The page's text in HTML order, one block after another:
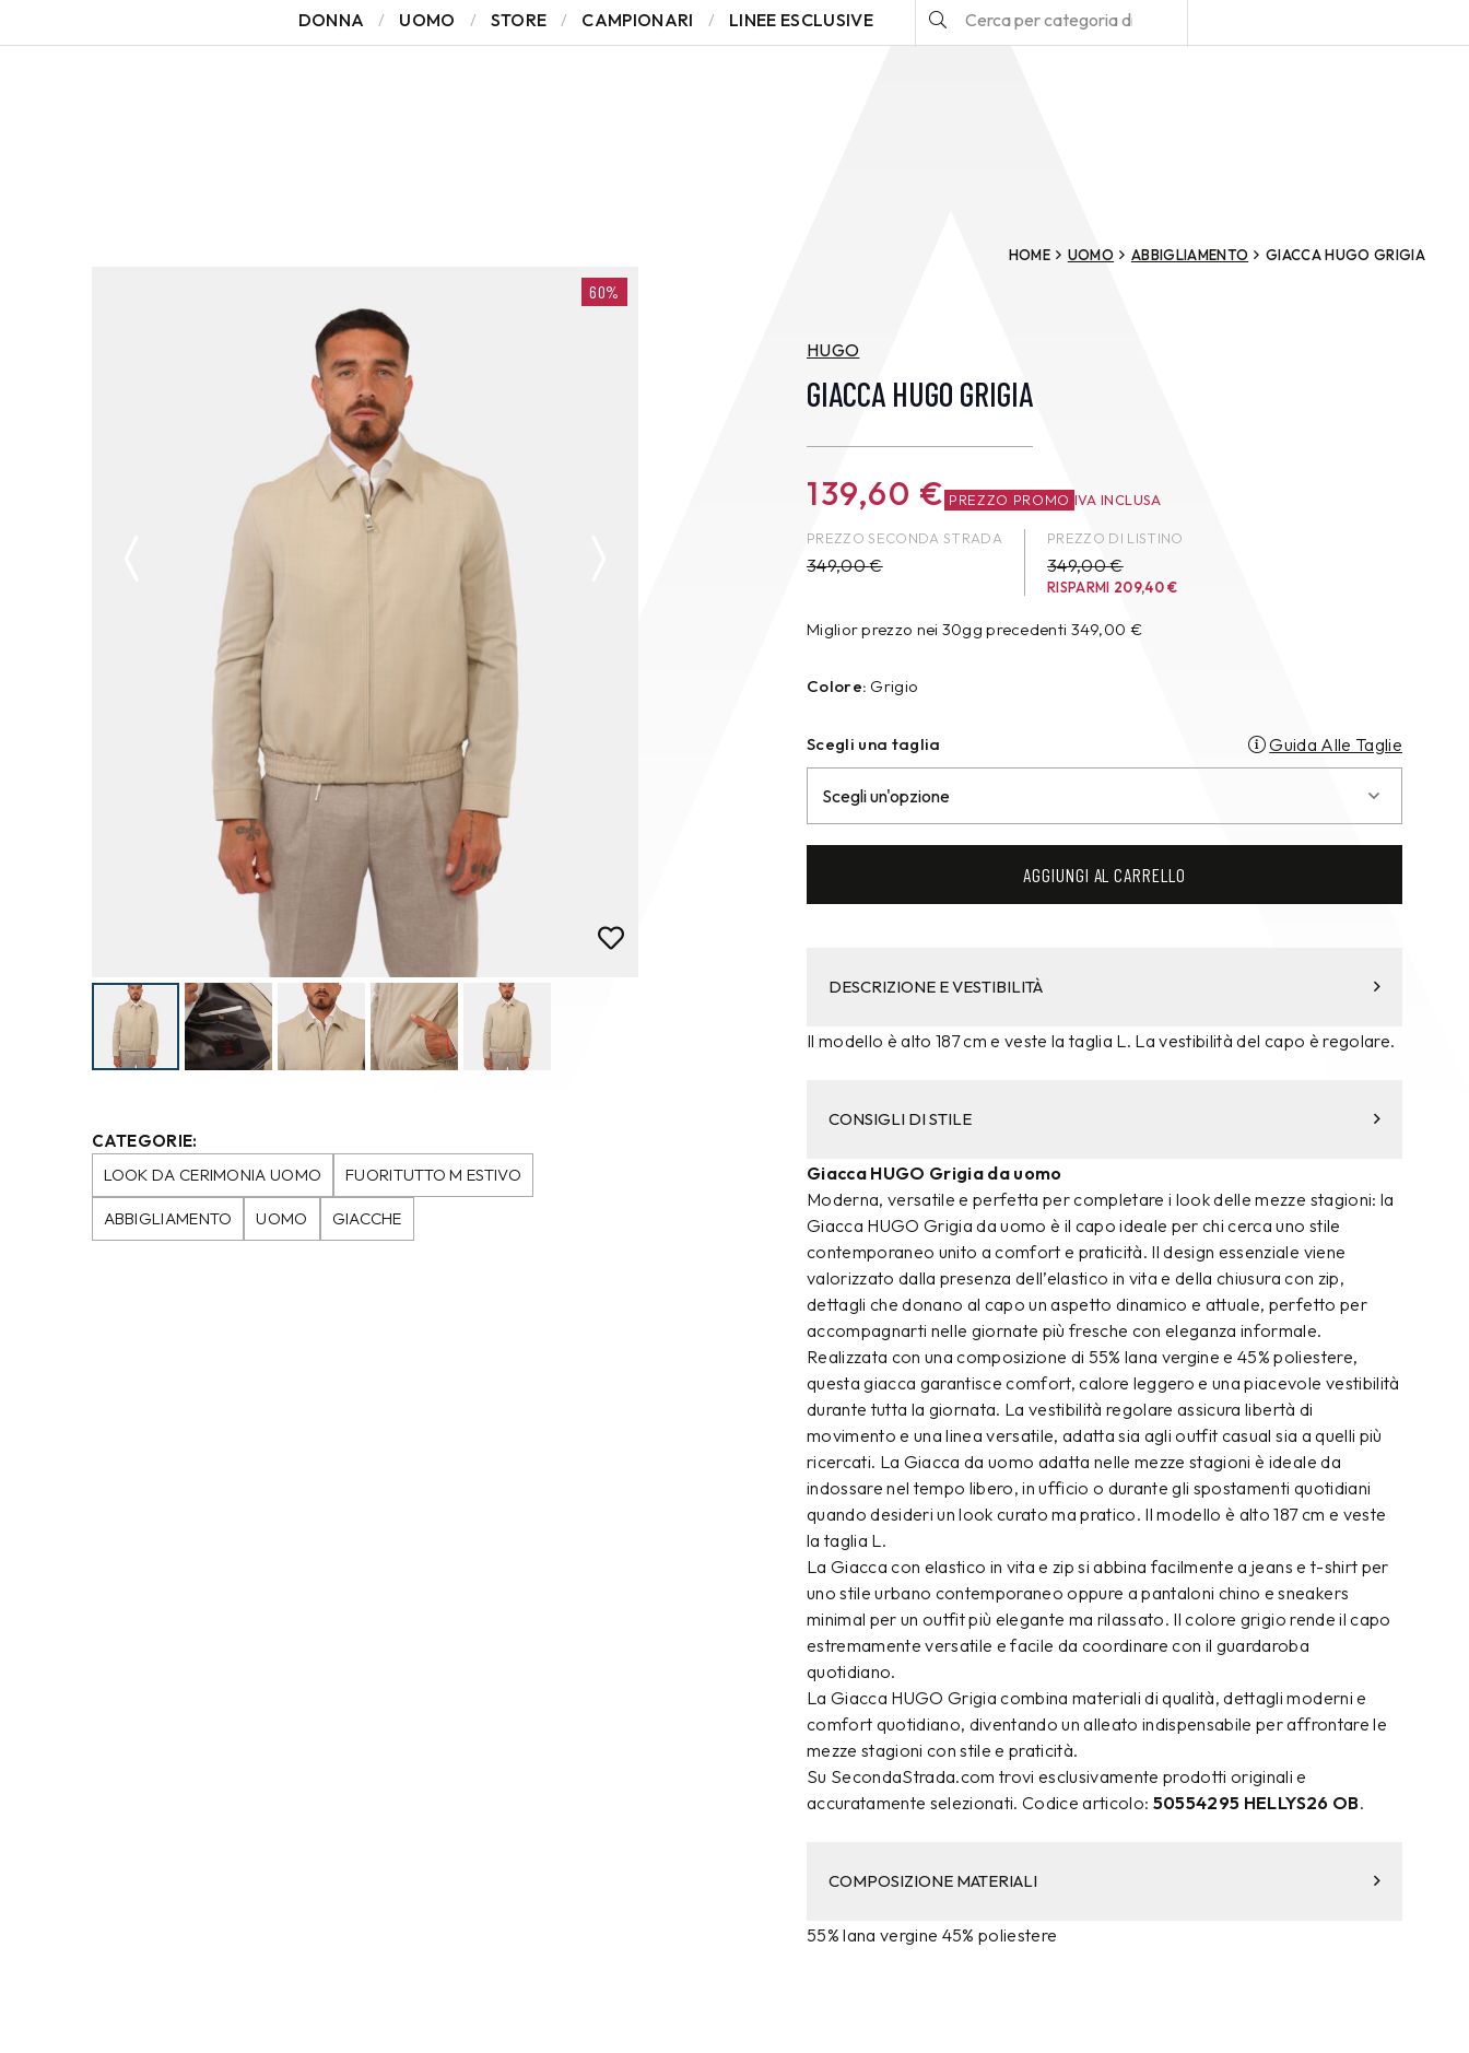
DONNA UOMO STORE CAMPIONARI LINEE ESCLUSIVE
HOME UOMO ABBIGLIAMENTO GIACCA HUGO GRIGIA
60%
CATEGORIE:
LOOK DA CERIMONIA UOMO
FUORITUTTO M ESTIVO
ABBIGLIAMENTO UOMO GIACCHE
HUGO
GIACCA HUGO GRIGIA
139,60 € PREZZO PROMO IVA INCLUSA
PREZZO SECONDA STRADA
349,00€
PREZZO DI LISTINO
349,00 €
RISPARMI 209,40€
Miglior prezzo nei 30gg precedenti 349,00 €
Colore: Grigio
Scegli una taglia Guida Alle Taglie
AGGIUNGI AL CARRELLO
DESCRIZIONE E VESTIBILITÀ
Il modello è alto 187 cm e veste la taglia L. La vestibilità del capo è regolare.
CONSIGLI DI STILE
Giacca HUGO Grigia da uomo
Moderna, versatile e perfetta per completare i look delle mezze stagioni: la
Giacca HUGO Grigia da uomo è il capo ideale per chi cerca uno stile
contemporaneo unito a comfort e praticità. Il design essenziale viene
valorizzato dalla presenza dell’elastico in vita e della chiusura con zip,
dettagli che donano al capo un aspetto dinamico e attuale, perfetto per
accompagnarti nelle giornate più fresche con eleganza informale.
Realizzata con una composizione di 55% lana vergine e 45% poliestere,
questa giacca garantisce comfort, calore leggero e una piacevole vestibilità
durante tutta la giornata. La vestibilità regolare assicura libertà di
movimento e una linea versatile, adatta sia agli outfit casual sia a quelli più
ricercati. La Giacca da uomo adatta nelle mezze stagioni è ideale da
indossare nel tempo libero, in ufficio o durante gli spostamenti quotidiani
quando desideri un look curato ma pratico. Il modello è alto 187 cm e veste
la taglia L.
La Giacca con elastico in vita e zip si abbina facilmente a jeans e t-shirt per
uno stile urbano contemporaneo oppure a pantaloni chino e sneakers
minimal per un outfit più elegante ma rilassato. Il colore grigio rende il capo
estremamente versatile e facile da coordinare con il guardaroba
quotidiano.
La Giacca HUGO Grigia combina materiali di qualità, dettagli moderni e
comfort quotidiano, diventando un alleato indispensabile per affrontare le
mezze stagioni con stile e praticità.
Su SecondaStrada.com trovi esclusivamente prodotti originali e
accuratamente selezionati. Codice articolo: 50554295 HELLYS26 OB.
COMPOSIZIONE MATERIALI
55% lana vergine 45% poliestere